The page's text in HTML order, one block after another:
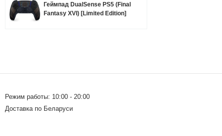
Геймпад DualSense PS5 (Final
Fantasy XVI) [Limited Edition]
Режим работы: 10:00 - 20:00
Доставка по Беларуси